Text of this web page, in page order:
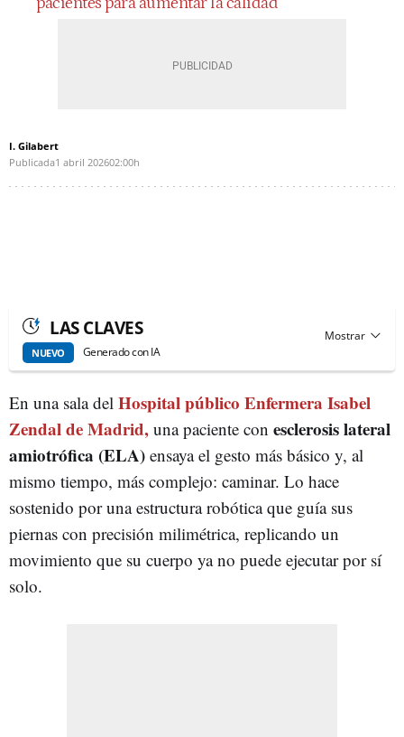
I. Gilabert
Publicada1 abril 202602:00h
LAS CLAVES
NUEVO Generado con IA
En una sala del Hospital público Enfermera Isabel
Zendal de Madrid, una paciente con esclerosis lateral
amiotrófica (ELA) ensaya el gesto más básico y, al
mismo tiempo, más complejo: caminar. Lo hace
sostenido por una estructura robótica que guía sus
piernas con precisión milimétrica, replicando un
movimiento que su cuerpo ya no puede ejecutar por sí
solo.